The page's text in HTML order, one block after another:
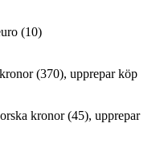
(10)
(370), upprepar köp
kronor (45), upprepar